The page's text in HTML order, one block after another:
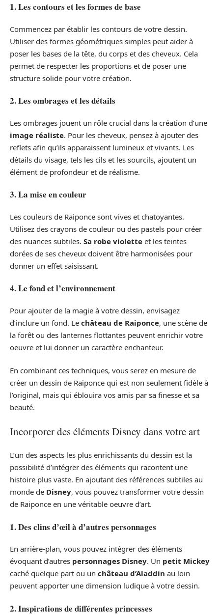
1. Les contours et les formes de base
Commencez par établir les contours de votre dessin.
Utiliser des formes géométriques simples peut aider à
poser les bases de la tête, du corps et des cheveux. Cela
permet de respecter les proportions et de poser une
structure solide pour votre création.
2. Les ombrages et les détails
Les ombrages jouent un rôle crucial dans la création d’une
image réaliste. Pour les cheveux, pensez à ajouter des
reflets afin qu’ils apparaissent lumineux et vivants. Les
détails du visage, tels les cils et les sourcils, ajoutent un
élément de profondeur et de réalisme.
3. La mise en couleur
Les couleurs de Raiponce sont vives et chatoyantes.
Utilisez des crayons de couleur ou des pastels pour créer
des nuances subtiles. Sa robe violette et les teintes
dorées de ses cheveux doivent être harmonisées pour
donner un effet saisissant.
4. Le fond et l’environnement
Pour ajouter de la magie à votre dessin, envisagez
d’inclure un fond. Le château de Raiponce, une scène de
la forêt ou des lanternes flottantes peuvent enrichir votre
oeuvre et lui donner un caractère enchanteur.
En combinant ces techniques, vous serez en mesure de
créer un dessin de Raiponce qui est non seulement fidèle à
l’original, mais qui éblouira vos amis par sa finesse et sa
beauté.
Incorporer des éléments Disney dans votre art
L’un des aspects les plus enrichissants du dessin est la
possibilité d’intégrer des éléments qui racontent une
histoire plus vaste. En ajoutant des références subtiles au
monde de Disney, vous pouvez transformer votre dessin
de Raiponce en une véritable oeuvre d’art.
1. Des clins d’œil à d’autres personnages
En arrière-plan, vous pouvez intégrer des éléments
évoquant d’autres personnages Disney. Un petit Mickey
caché quelque part ou un château d’Aladdin au loin
peuvent apporter une dimension ludique à votre dessin.
2. Inspirations de différentes princesses